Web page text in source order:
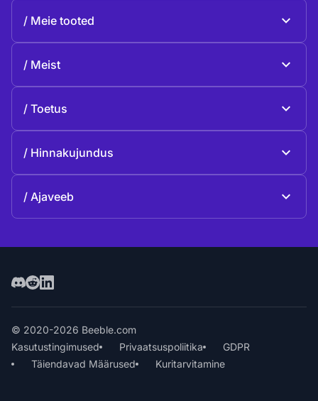
Meie tooted
Meist
Lugu
Toetus
Kontaktid
Hinnakujundus
Ajaveeb
© 2020-2026 Beeble.com
Kasutustingimused
Privaatsuspoliitika
GDPR
Täiendavad Määrused
Kuritarvitamine